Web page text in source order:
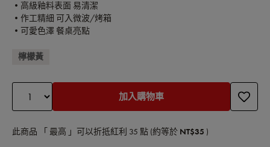
•高級釉料表面 易清潔
•作工精細 可入微波/烤箱
•可愛色澤 餐桌亮點
檸檬黃
加入購物車
此商品 「 最高 」可以折抵紅利 35 點 (約等於 NT$35 )